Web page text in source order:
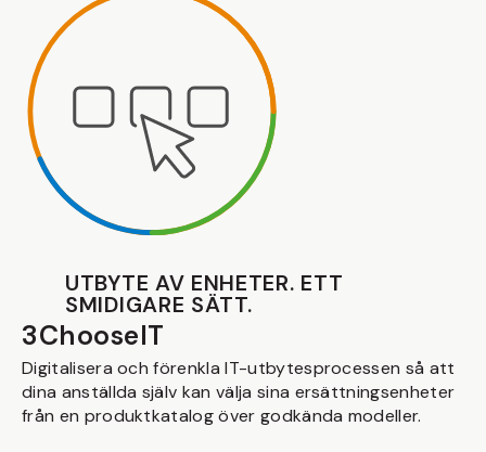
UTBYTE AV ENHETER. ETT
SMIDIGARE SÄTT.
3ChooseIT
Digitalisera och förenkla IT-utbytesprocessen så att
dina anställda själv kan välja sina ersättningsenheter
från en produktkatalog över godkända modeller.